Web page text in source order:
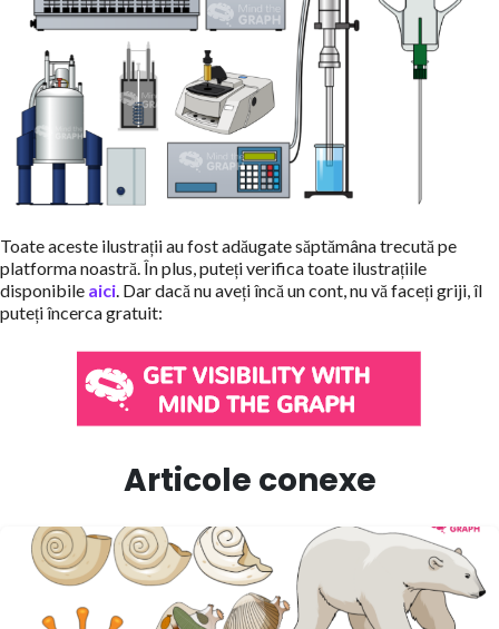
Toate aceste ilustrații au fost adăugate săptămâna trecută pe
platforma noastră. În plus, puteți verifica toate ilustrațiile
disponibile aici. Dar dacă nu aveți încă un cont, nu vă faceți griji, îl
puteți încerca gratuit:
Articole conexe